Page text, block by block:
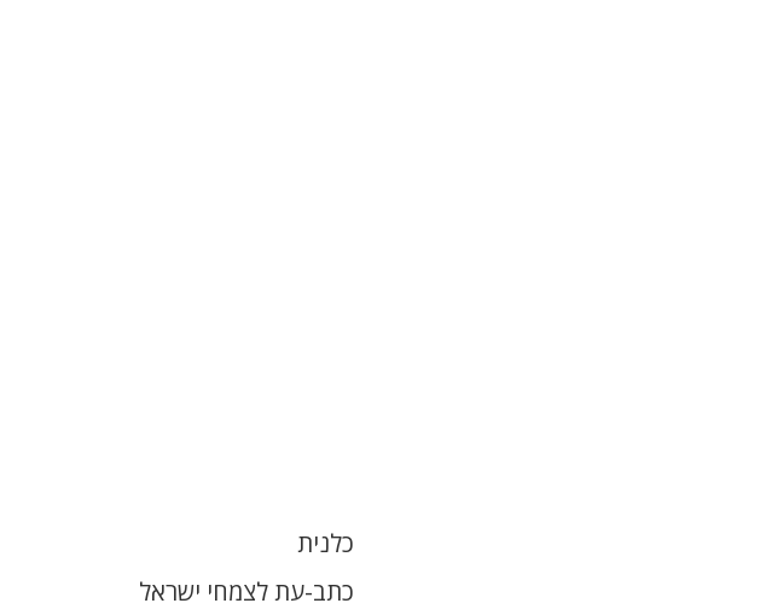
כלנית
כתב-עת לצמחי ישראל